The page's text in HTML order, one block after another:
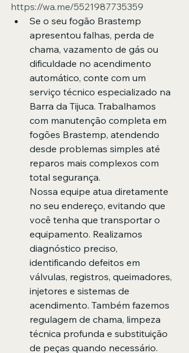
https://wa.me/5521987735359
Se o seu fogão Brastemp
apresentou falhas, perda de
chama, vazamento de gás ou
dificuldade no acendimento
automático, conte com um
serviço técnico especializado na
Barra da Tijuca. Trabalhamos
com manutenção completa em
fogões Brastemp, atendendo
desde problemas simples até
reparos mais complexos com
total segurança.
Nossa equipe atua diretamente
no seu endereço, evitando que
você tenha que transportar o
equipamento. Realizamos
diagnóstico preciso,
identificando defeitos em
válvulas, registros, queimadores,
injetores e sistemas de
acendimento. Também fazemos
regulagem de chama, limpeza
técnica profunda e substituição
de peças quando necessário.